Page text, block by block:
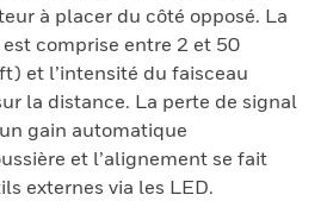
à placer du côté opposé. La
comprise entre 2 et 50
et l’intensité du faisceau
la distance. La perte de signal
gain automatique
et l’alignement se fait
externes via les LED.